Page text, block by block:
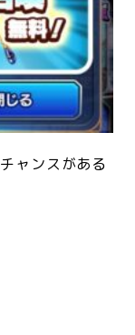
チャンスがある